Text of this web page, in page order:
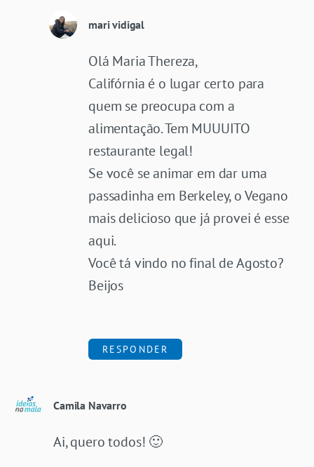
mari vidigal
Olá Maria Thereza,
Califórnia é o lugar certo para
quem se preocupa com a
alimentação. Tem MUUUITO
restaurante legal!
Se você se animar em dar uma
passadinha em Berkeley, o Vegano
mais delicioso que já provei é esse
aqui.
Você tá vindo no final de Agosto?
Beijos
RESPONDER
Camila Navarro
Ai, quero todos! 🙂